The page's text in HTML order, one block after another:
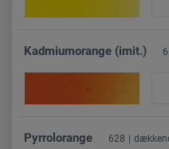
Kadmiumorange (imit.)
Pyrrolorange 628